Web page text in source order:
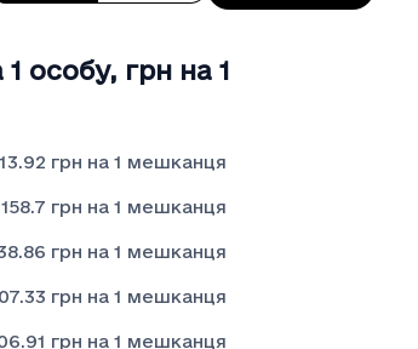
особу, грн на 1
грн на 1 мешканця
158.7 грн на 1 мешканця
грн на 1 мешканця
грн на 1 мешканця
грн на 1 мешканця